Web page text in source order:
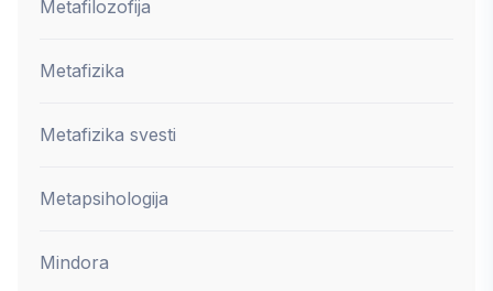
Metafilozofija
Metafizika
Metafizika svesti
Metapsihologija
Mindora